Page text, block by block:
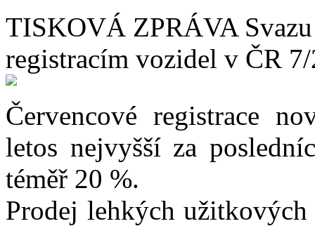
TISKOVÁ ZPRÁVA
registracím vozidel v ČR
Červencové registrace
letos nejvyšší za
téměř 20 %.
Prodej lehkých